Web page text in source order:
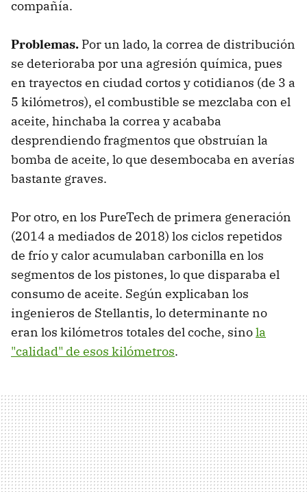
compañía.
Problemas. Por un lado, la correa de distribución
se deterioraba por una agresión química, pues
en trayectos en ciudad cortos y cotidianos (de 3 a
5 kilómetros), el combustible se mezclaba con el
aceite, hinchaba la correa y acababa
desprendiendo fragmentos que obstruían la
bomba de aceite, lo que desembocaba en averías
bastante graves.
Por otro, en los PureTech de primera generación
(2014 a mediados de 2018) los ciclos repetidos
de frío y calor acumulaban carbonilla en los
segmentos de los pistones, lo que disparaba el
consumo de aceite. Según explicaban los
ingenieros de Stellantis, lo determinante no
eran los kilómetros totales del coche, sinola
"calidad" de esos kilómetros.